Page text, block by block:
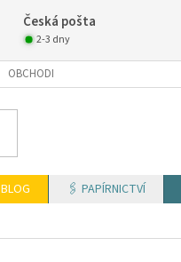
Česká pošta
2-3 dny
OBCHODNÍ PODMÍNKY
BLOG 🖇️ PAPÍRNICTVÍ